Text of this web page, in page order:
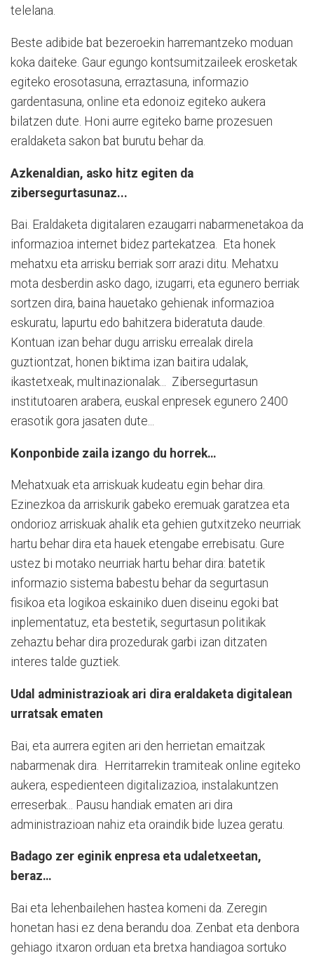
telelana.
Beste adibide bat bezeroekin harremantzeko moduan
koka daiteke. Gaur egungo kontsumitzaileek erosketak
egiteko erosotasuna, erraztasuna, informazio
gardentasuna, online eta edonoiz egiteko aukera
bilatzen dute. Honi aurre egiteko barne prozesuen
eraldaketa sakon bat burutu behar da.
Azkenaldian, asko hitz egiten da
zibersegurtasunaz...
Bai. Eraldaketa digitalaren ezaugarri nabarmenetakoa da
informazioa internet bidez partekatzea. Eta honek
mehatxu eta arrisku berriak sorr arazi ditu. Mehatxu
mota desberdin asko dago, izugarri, eta egunero berriak
sortzen dira, baina hauetako gehienak informazioa
eskuratu, lapurtu edo bahitzera bideratuta daude.
Kontuan izan behar dugu arrisku errealak direla
guztiontzat, honen biktima izan baitira udalak,
ikastetxeak, multinazionalak... Zibersegurtasun
institutoaren arabera, euskal enpresek egunero 2400
erasotik gora jasaten dute...
Konponbide zaila izango du horrek…
Mehatxuak eta arriskuak kudeatu egin behar dira.
Ezinezkoa da arriskurik gabeko eremuak garatzea eta
ondorioz arriskuak ahalik eta gehien gutxitzeko neurriak
hartu behar dira eta hauek etengabe errebisatu. Gure
ustez bi motako neurriak hartu behar dira: batetik
informazio sistema babestu behar da segurtasun
fisikoa eta logikoa eskainiko duen diseinu egoki bat
inplementatuz, eta bestetik, segurtasun politikak
zehaztu behar dira prozedurak garbi izan ditzaten
interes talde guztiek.
Udal administrazioak ari dira eraldaketa digitalean
urratsak ematen
Bai, eta aurrera egiten ari den herrietan emaitzak
nabarmenak dira.
Herritarrekin tramiteak online egiteko
aukera, espedienteen digitalizazioa, instalakuntzen
erreserbak... Pausu handiak ematen ari dira
administrazioan nahiz eta oraindik bide luzea geratu.
Badago zer eginik enpresa eta udaletxeetan,
beraz…
Bai eta lehenbailehen hastea komeni da. Zeregin
honetan hasi ez dena berandu doa. Zenbat eta denbora
gehiago itxaron orduan eta bretxa handiagoa sortuko